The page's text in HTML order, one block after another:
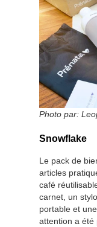
Photo par:
Snowflake
Le pack de
articles
café
carnet, un
portable et
attention a été